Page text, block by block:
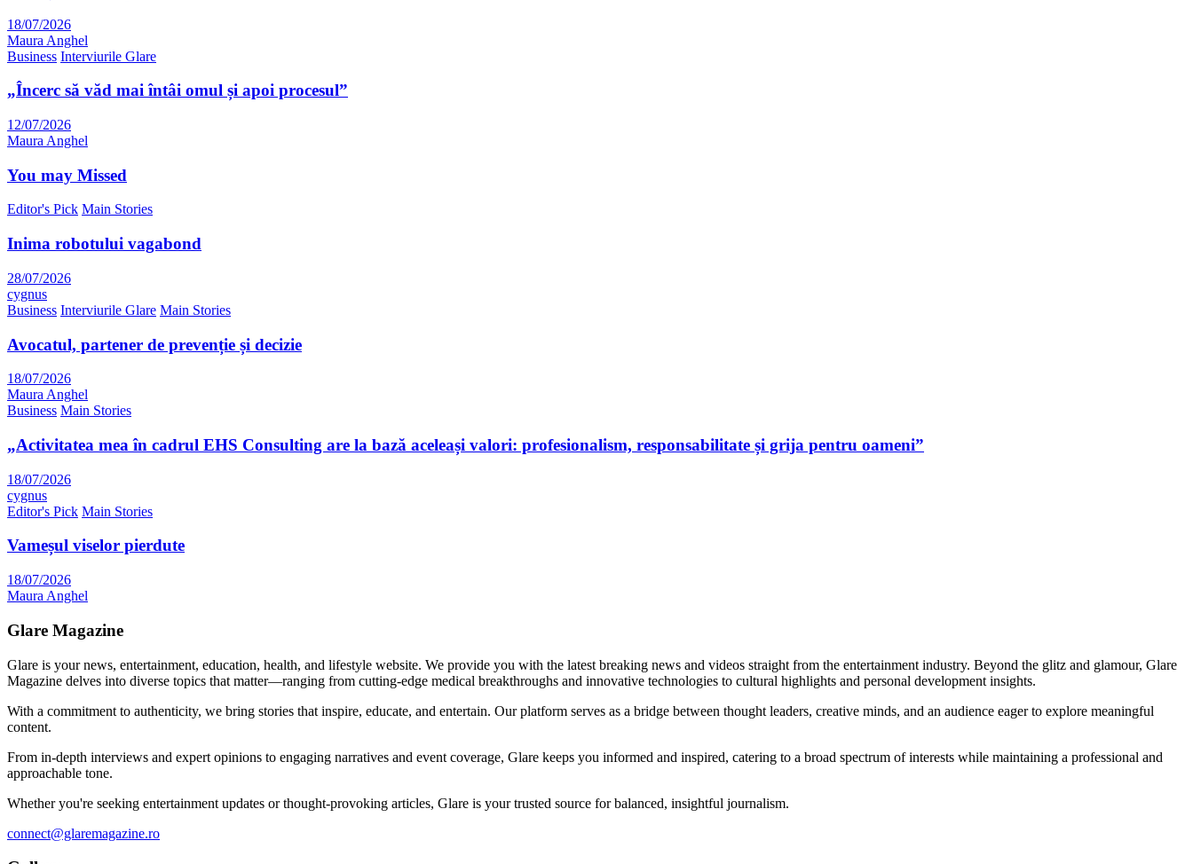
18/07/2026
Maura Anghel
Business Interviurile Glare
„Încerc să văd mai întâi omul și apoi procesul”
12/07/2026
Maura Anghel
You may Missed
Editor's Pick Main Stories
Inima robotului vagabond
28/07/2026
cygnus
Business Interviurile Glare Main Stories
Avocatul, partener de prevenție și decizie
18/07/2026
Maura Anghel
Business Main Stories
„Activitatea mea în cadrul EHS Consulting are la bază aceleași valori: profesionalism, responsabilitate și grija pentru oameni”
18/07/2026
cygnus
Editor's Pick Main Stories
Vameșul viselor pierdute
18/07/2026
Maura Anghel
Glare Magazine
Glare is your news, entertainment, education, health, and lifestyle website. We provide you with the latest breaking news and videos straight from the entertainment industry. Beyond the glitz and glamour, Glare
Magazine delves into diverse topics that matter—ranging from cutting-edge medical breakthroughs and innovative technologies to cultural highlights and personal development insights.
With a commitment to authenticity, we bring stories that inspire, educate, and entertain. Our platform serves as a bridge between thought leaders, creative minds, and an audience eager to explore meaningful
content.
From in-depth interviews and expert opinions to engaging narratives and event coverage, Glare keeps you informed and inspired, catering to a broad spectrum of interests while maintaining a professional and
approachable tone.
Whether you're seeking entertainment updates or thought-provoking articles, Glare is your trusted source for balanced, insightful journalism.
connect@glaremagazine.ro